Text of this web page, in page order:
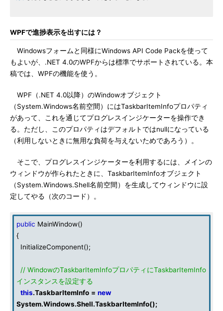
WPFで進捗表示を出すには？
Windowsフォームと同様にWindows API Code Packを使って
もよいが、.NET 4.0のWPFからは標準でサポートされている。本
稿では、WPFの機能を使う。
WPF（.NET 4.0以降）のWindowオブジェクト
（System.Windows名前空間）にはTaskbarItemInfoプロパティ
があって、これを通じてプログレスインジケーターを操作でき
る。ただし、このプロパティはデフォルトではnullになっている
（利用しないときに無用な負荷を与えないためであろう）。
そこで、プログレスインジケーターを利用するには、メインの
ウィンドウが作られたときに、TaskbarItemInfoオブジェクト
（System.Windows.Shell名前空間）を生成してウィンドウに設
定してやる（次のコード）。
public MainWindow()
{
InitializeComponent();
// WindowのTaskbarItemInfoプロパティにTaskbarItemInfo
インスタンスを設定する
this.TaskbarItemInfo = new
System.Windows.Shell.TaskbarItemInfo();